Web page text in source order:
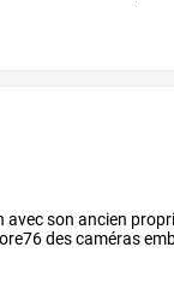
son ancien
des caméras